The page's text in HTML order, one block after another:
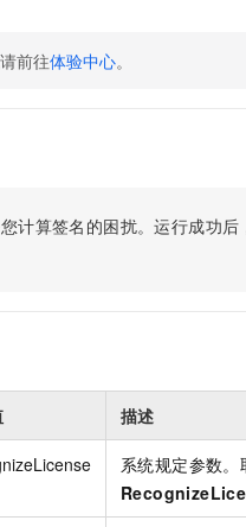
前往体验中心。
计算签名的困扰。运行成功
描述
系统规定参数。